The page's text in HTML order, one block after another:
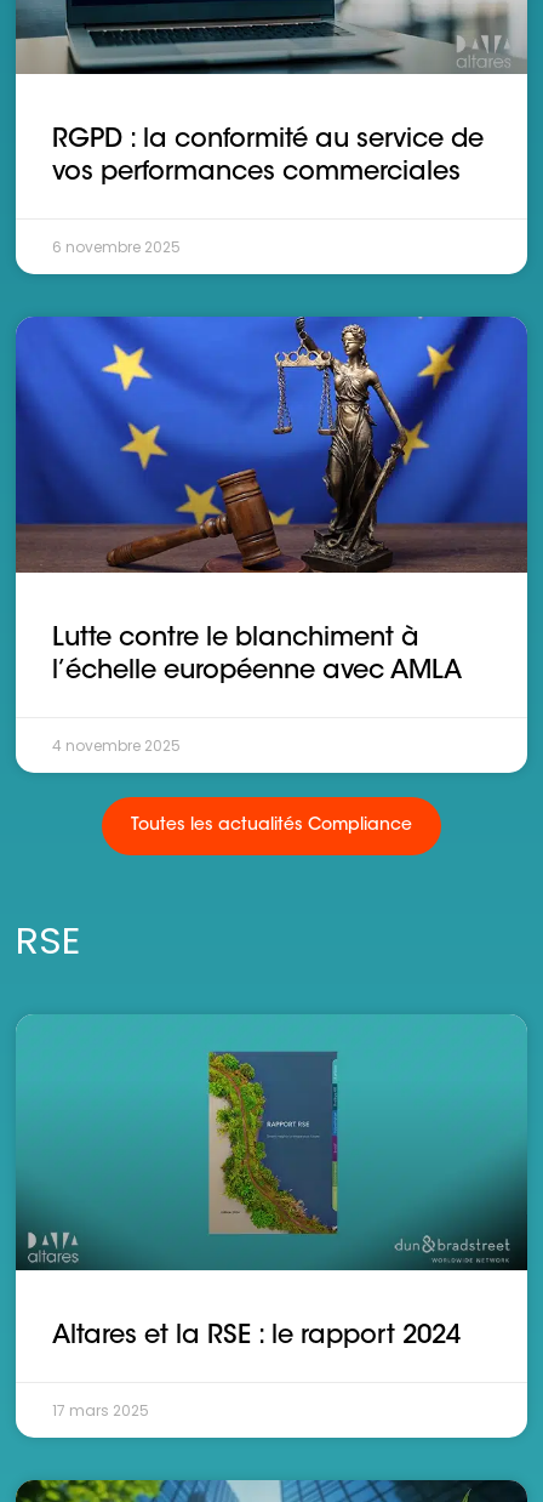
RGPD : la conformité au service de
vos performances commerciales
6 novembre 2025
Lutte contre le blanchiment à
l’échelle européenne avec AMLA
4 novembre 2025
Toutes les actualités Compliance
RSE
Altares et la RSE : le rapport 2024
17 mars 2025